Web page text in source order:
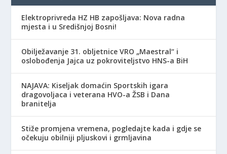
Elektroprivreda HZ HB zapošljava: Nova radna
mjesta i u Središnjoj Bosni!
Obilježavanje 31. obljetnice VRO „Maestral“ i
oslobođenja Jajca uz pokroviteljstvo HNS-a BiH
NAJAVA: Kiseljak domaćin Sportskih igara
dragovoljaca i veterana HVO-a ŽSB i Dana
branitelja
Stiže promjena vremena, pogledajte kada i gdje se
očekuju obilniji pljuskovi i grmljavina